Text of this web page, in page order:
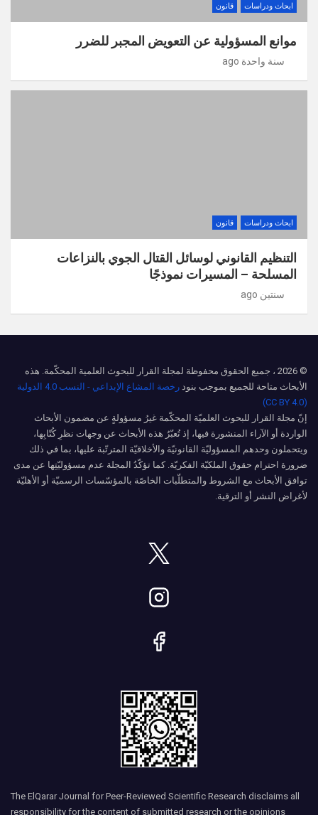
ابحاث ودراسات قانون
موانع المسؤولية عن التعويض المجبر للضرر
سنة واحدة ago
ابحاث ودراسات قانون
التنظيم القانوني لوسائل القتال الجوي بالنزاعات
المسلحة – المسيرات نموذجًا
سنتين ago
© 2026 ، جميع الحقوق محفوظة لمجلة القرار للبحوث العلمية المحكّمة. هذه
الأبحاث متاحة للجميع بموجب بنود
رخصة المشاع الإبداعي - النسب 4.0 الدولية
(CC BY 4.0)
إنّ مجلة القرار للبحوث العلميّة المحكّمة غيرُ مسؤولةٍ عن مضمون الأبحاث
الواردة أو الآراء المنشورة فيها، إذ تُعبّرُ هذه الأبحاث عن وجهات نظرِ كُتّابِها،
ويتحملون وحدهم المسؤوليّة القانونيّة والأخلاقيّة المترتّبة عليها، بما في ذلك
ضرورة احترام حقوق الملكيّة الفكريّة. كما تؤكّدُ المجلة عدم مسؤوليّتِها عن مدى
توافق الأبحاث مع الشروط والمتطلّبات الخاصّة بالمؤسّسات الرسميّة أو الأهليّة
لأغراض النشر أو الترقية.
The ElQarar Journal for Peer-Reviewed Scientific Research disclaims all
responsibility for the content of submitted research or the opinions